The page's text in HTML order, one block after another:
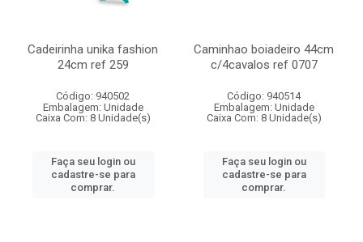
Cadeirinha unika fashion
24cm ref 259
Código: 940502
Embalagem: Unidade
Caixa Com: 8 Unidade(s)
Faça seu login ou
cadastre-se para
comprar.
Caminhao boiadeiro 44cm
c/4cavalos ref 0707
Código: 940514
Embalagem: Unidade
Caixa Com: 8 Unidade(s)
Faça seu login ou
cadastre-se para
comprar.